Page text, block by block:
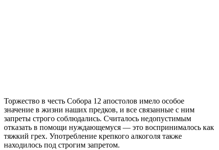
Торжество в честь Собора 12 апостолов имело особое
значение в жизни наших предков, и все связанные с ним
запреты строго соблюдались. Считалось недопустимым
отказать в помощи нуждающемуся — это воспринималось как
тяжкий грех. Употребление крепкого алкоголя также
находилось под строгим запретом.